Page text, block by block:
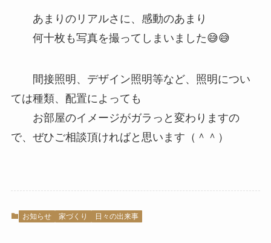
あまりのリアルさに、感動のあまり
何十枚も写真を撮ってしまいました😅😅
間接照明、デザイン照明等など、照明につい
ては種類、配置によっても
お部屋のイメージがガラっと変わりますの
で、ぜひご相談頂ければと思います（＾＾）
お知らせ 家づくり 日々の出来事